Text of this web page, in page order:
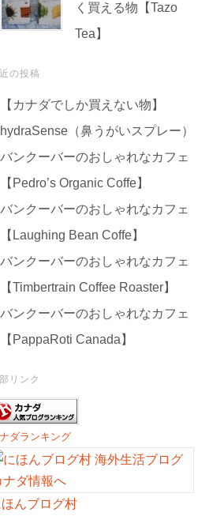
く買える物【Tazo
Tea】
の投稿
【カナダでしか買えない物】
hydraSense（鼻うがいスプレー）
バンクーバーのおしゃれなカフェ
【Pedro’s Organic Coffe】
バンクーバーのおしゃれなカフェ
【Laughing Bean Coffe】
バンクーバーのおしゃれなカフェ
【Timbertrain Coffee Roaster】
バンクーバーのおしゃれなカフェ
【PappaRoti Canada】
リンク
ダランキング
んブログ村